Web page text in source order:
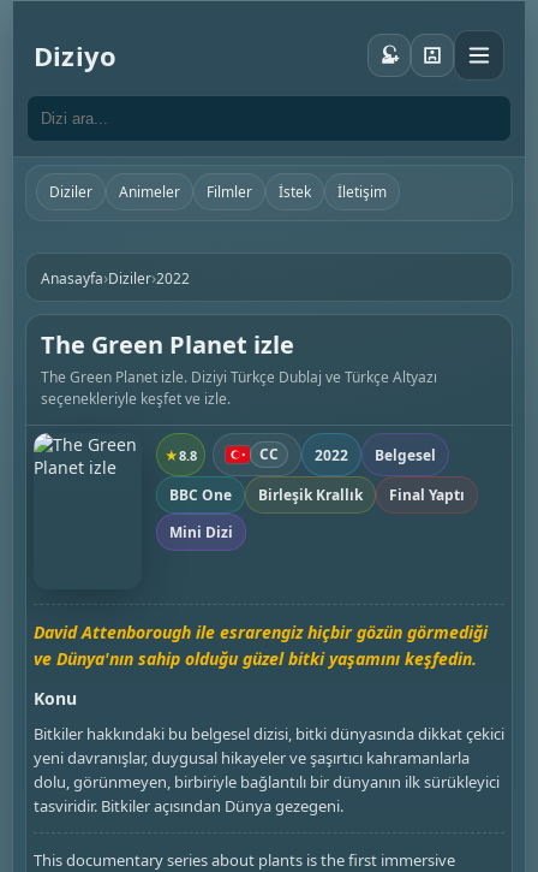
Diziyo
Diziler Animeler Filmler İstek İletişim
Anasayfa›Diziler›2022
The Green Planet izle
The Green Planet izle. Diziyi Türkçe Dublaj ve Türkçe Altyazı
seçenekleriyle keşfet ve izle.
★8.8 CC 2022
Belgesel
BBC One
Birleşik Krallık
Final Yaptı
Mini Dizi
David Attenborough ile esrarengiz hiçbir gözün görmediği
ve Dünya'nın sahip olduğu güzel bitki yaşamını keşfedin.
Konu
Bitkiler hakkındaki bu belgesel dizisi, bitki dünyasında dikkat çekici
yeni davranışlar, duygusal hikayeler ve şaşırtıcı kahramanlarla
dolu, görünmeyen, birbiriyle bağlantılı bir dünyanın ilk sürükleyici
tasviridir. Bitkiler açısından Dünya gezegeni.
This documentary series about plants is the first immersive